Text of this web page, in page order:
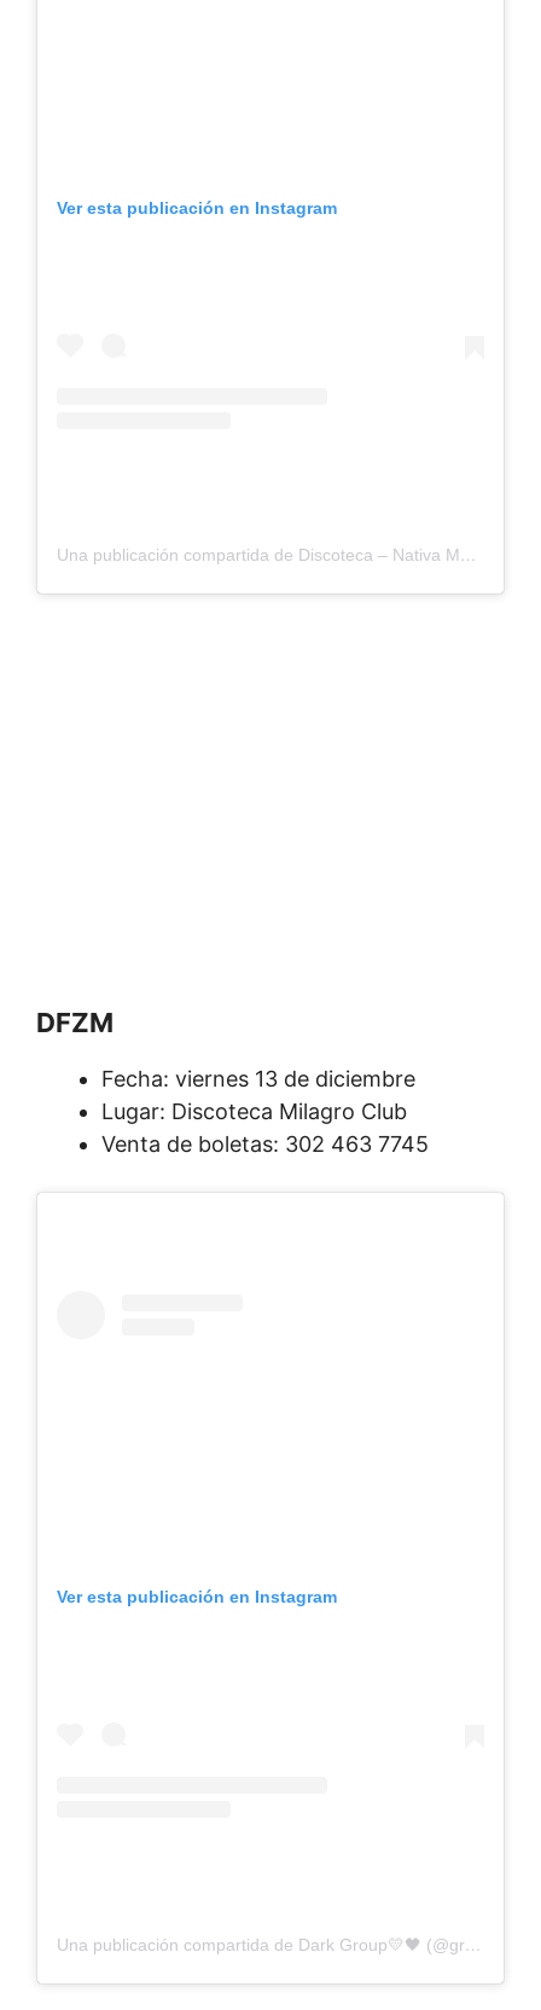
Ver esta publicación en Instagram
Una publicación compartida de Discoteca – Nativa Montería (@nativamonteria)
DFZM
Fecha: viernes 13 de diciembre
Lugar: Discoteca Milagro Club
Venta de boletas: 302 463 7745
Ver esta publicación en Instagram
Una publicación compartida de Dark Group💛🖤 (@group_darkmtr)